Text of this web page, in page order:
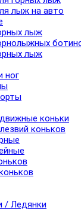
лыж на авто
лыж
лыж
ног
коньки
коньков
/ Ледянки